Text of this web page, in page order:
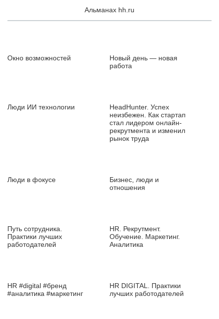
Альманах hh.ru
Окно возможностей
Новый день — новая
работа
Люди ИИ технологии
HeadHunter. Успех
неизбежен. Как стартап
стал лидером онлайн-
рекрутмента и изменил
рынок труда
Люди в фокусе
Бизнес, люди и
отношения
Путь сотрудника.
Практики лучших
работодателей
HR. Рекрутмент.
Обучение. Маркетинг.
Аналитика
HR #digital #бренд
#аналитика #маркетинг
HR DIGITAL. Практики
лучших работодателей